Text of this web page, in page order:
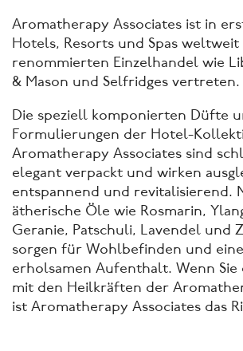
Aromatherapy Associates ist in
Hotels, Resorts und Spas weltweit
renommierten Einzelhandel wie
& Mason und Selfridges vertreten.
Die speziell komponierten Düfte
Formulierungen der Hotel-
Aromatherapy Associates sind
elegant verpackt und wirken
entspannend und revitalisierend.
ätherische Öle wie Rosmarin,
Geranie, Patschuli, Lavendel und
sorgen für Wohlbefinden und
erholsamen Aufenthalt. Wenn
mit den Heilkräften der
ist Aromatherapy Associates das